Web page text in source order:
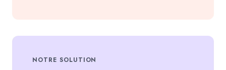
NOTRE SOLUTION